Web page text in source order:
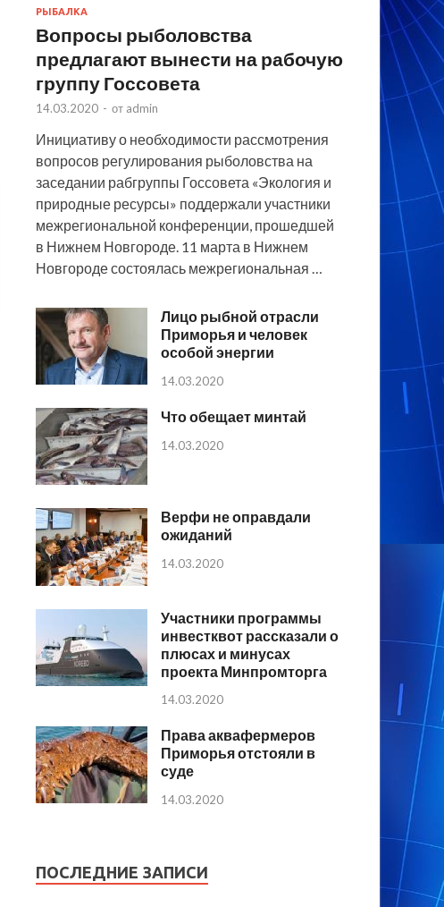
РЫБАЛКА
Вопросы рыболовства
предлагают вынести на рабочую
группу Госсовета
14.03.2020 - от admin
Инициативу о необходимости рассмотрения
вопросов регулирования рыболовства на
заседании рабгруппы Госсовета «Экология и
природные ресурсы» поддержали участники
межрегиональной конференции, прошедшей
в Нижнем Новгороде. 11 марта в Нижнем
Новгороде состоялась межрегиональная …
Лицо рыбной отрасли
Приморья и человек
особой энергии
14.03.2020
Что обещает минтай
14.03.2020
Верфи не оправдали
ожиданий
14.03.2020
Участники программы
инвестквот рассказали о
плюсах и минусах
проекта Минпромторга
14.03.2020
Права аквафермеров
Приморья отстояли в
суде
14.03.2020
ПОСЛЕДНИЕ ЗАПИСИ